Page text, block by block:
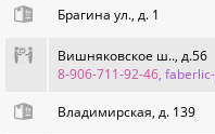
Брагина ул., д. 1
Вишняковское ш.., д.56
8-906-711-92-46,
Владимирская, д. 139